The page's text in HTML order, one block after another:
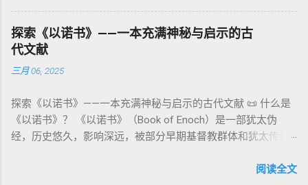
与不洁”的律例。其目的不是为了迷信或隔离，而是建立 圣洁与
秩序感 ，帮助以色列人活在神的同在中。 “洁净”不是等同于“无
罪”，而是不妨碍与神交往的状态。圣所是神居住之地，进入必
16章描述每年一次的“赎罪日”（Yom Kippur），大祭司进入至
心： 神愿意居住在人中间； 罪必须被遮盖才能维持这同在；
神主动提供遮罪之道（两个祭牲，特别是“为耶和华”的与“归于
亚撒泻勒”的）。 这预表...
：智慧训诫、“祸哉”、义人与恶人的结局等。 提示：另有《二
以诺书》（斯拉夫文）与《三以诺书》（希伯来文），属更晚
期以诺传统，不等同于《一以诺书》。 二、为什么重要？——
它是新约作者与读者共享的“语境词典” 1）新约中的直接/间接
呼应 犹大书14–15 几乎逐字引 1 Enoch 1:9（“主带着千万圣者
的“深渊囚禁”叙事共振。 彼后2:4 用“ 他他路斯 （Tartarus）”指
天使囚禁之所，贴近以诺传统语境。 福音书/启示录 中的“ 人子
来临与天使同来、坐在荣耀宝座审判列国 ”（太24–25；启1、
观 ：以诺将“巨人之灵”为游行污灵的渊源学解释，补给了新约
世 记 1: 1）； 在 其他 语 境 中也 可 用于 复数 意义， 如 指 多
神、 属 灵 存在、 审判 官 等； 因此， 需 借助 上下文 判断 语
义 和 神学 定位 。 二、 希伯来 圣经 中 Elohim 的 主要 用法 与
示例 分类 类型 用法 说明 示例 经文 含义 1. 真神 指 以色列 的
所 崇拜 的 神祇 出 20: 3 假 神/ 偶像（ gods） 3. 属 灵 存在
神 的 众 子、 天使、 神圣 议会 成员 诗 82: 1, 申 32: 8– 9
神圣 存在（ divine beings） 4. 法官 被 委托 施行 神 审判者 出
权 代表 受托 执行 神 旨意 的 人（ 如 摩西） 出 7: 1 神 的 代言
探索《以诺书》——一本充满神秘与启示的古
代文献
三月 06, 2025
探索《以诺书》——一本充满神秘与启示的古代文献 📜 什么是
《以诺书》？ 《以诺书》（Book of Enoch）是一部犹太伪
经，历史悠久，影响深远，被部分早期基督教群体和犹太传统
的曾祖父——的名义写成，包含大量关于天使、堕落、审判和弥
阅读全文